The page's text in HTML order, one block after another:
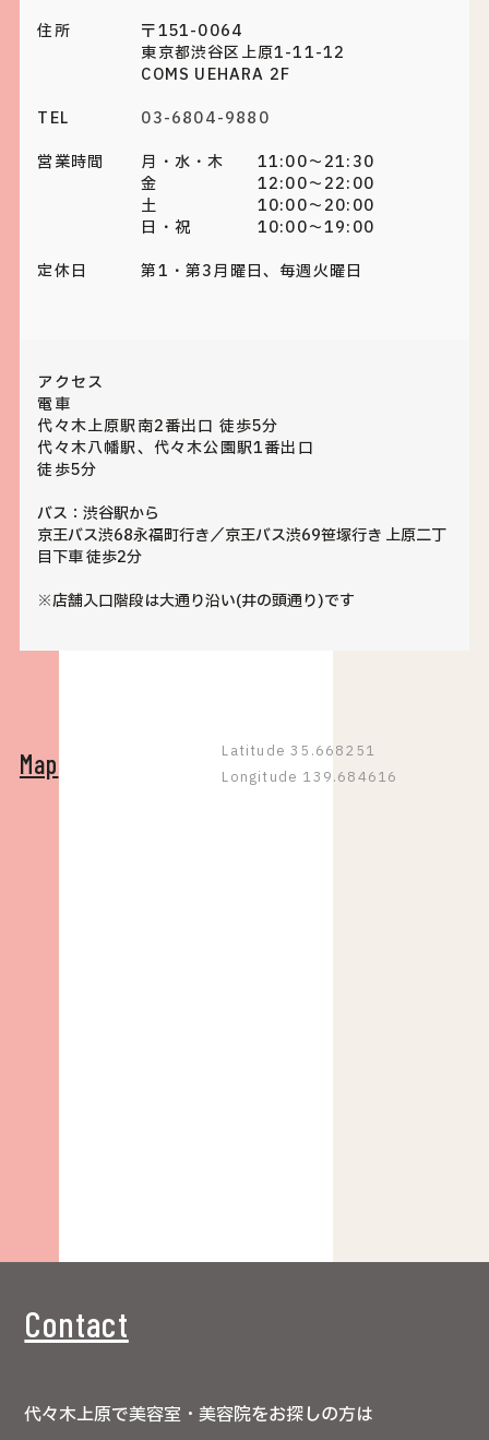
住所
〒151-0064
東京都渋谷区上原1-11-12
COMS UEHARA 2F
TEL
03-6804-9880
営業時間
月・水・木 11:00～21:30
金 12:00～22:00
土 10:00～20:00
日・祝 10:00～19:00
定休日
第1・第3月曜日、毎週火曜日
アクセス
電車
代々木上原駅南2番出口 徒歩5分
代々木八幡駅、代々木公園駅1番出口
徒歩5分
バス：渋谷駅から
京王バス渋68永福町行き／京王バス渋69笹塚行き 上原二丁
目下車 徒歩2分
※店舗入口階段は大通り沿い(井の頭通り)です
Map
Latitude 35.668251
Longitude 139.684616
Contact
代々木上原で美容室・美容院をお探しの方は